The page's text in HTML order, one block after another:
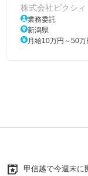
株式会社ピクシィ
業務委託
新潟県
月給10万円～50万
甲信越で今週末に